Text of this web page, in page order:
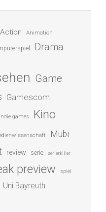
Action Animation
Drama
Game
Gamescom
Indie games Kino
Mubi
review serie serienkiller
preview spiel
Uni Bayreuth